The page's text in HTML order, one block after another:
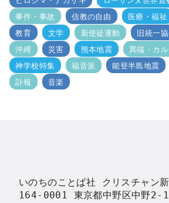
事件・事故
信教の自由 医療・福祉
教育
文学 新使徒運動 旧統一
沖縄
災害 熊本地震 異端・カル
神学校特集
福音派 能登半島地震
訃報
音楽
いのちのことば社 クリスチャン
164-0001 東京都中野区中野2-